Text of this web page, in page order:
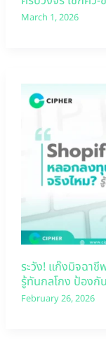
March 1, 2026
ระวัง! แก๊งมิจฉา
รู้ทันกลโกง ป้องกั
February 26, 2026